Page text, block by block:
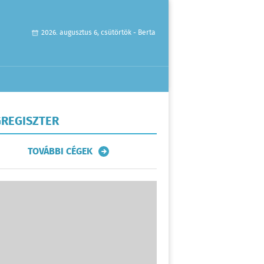
2026. augusztus 6, csütörtök - Berta
TOVÁBBI CÉGEK